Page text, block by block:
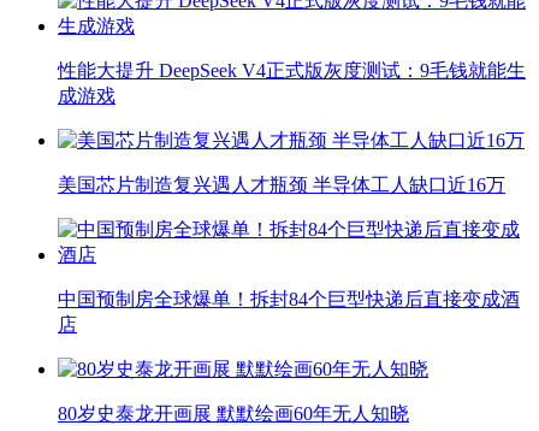
性能大提升 DeepSeek V4正式版灰度测试：9毛钱就能生
成游戏
美国芯片制造复兴遇人才瓶颈 半导体工人缺口近16万
中国预制房全球爆单！拆封84个巨型快递后直接变成酒
店
80岁史泰龙开画展 默默绘画60年无人知晓